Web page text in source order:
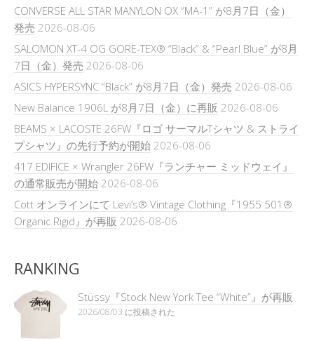
CONVERSE ALL STAR MANYLON OX “MA-1” が8月7日（金）
発売 2026-08-06
SALOMON XT-4 OG GORE-TEX® “Black” & “Pearl Blue” が8月
7日（金）発売 2026-08-06
ASICS HYPERSYNC “Black” が8月7日（金）発売 2026-08-06
New Balance 1906L が8月7日（金）に再販 2026-08-06
BEAMS × LACOSTE 26FW『ロゴ サーマルTシャツ & ストライ
プシャツ』の先行予約が開始 2026-08-06
417 EDIFICE × Wrangler 26FW『ランチャー ミッドウェイ』
の通常販売が開始 2026-08-06
Cott オンラインにて Levi’s® Vintage Clothing『1955 501®
Organic Rigid』が再販 2026-08-06
RANKING
Stüssy『Stock New York Tee “White”』が再販
2026/08/03 に投稿された